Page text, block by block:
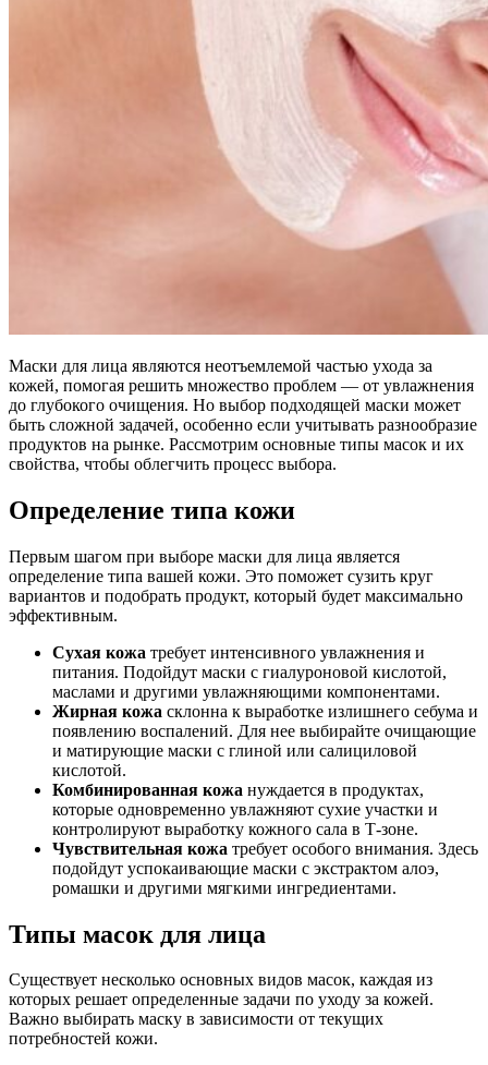
Маски для лица являются неотъемлемой частью ухода за
кожей, помогая решить множество проблем — от увлажнения
до глубокого очищения. Но выбор подходящей маски может
быть сложной задачей, особенно если учитывать разнообразие
продуктов на рынке. Рассмотрим основные типы масок и их
свойства, чтобы облегчить процесс выбора.
Определение типа кожи
Первым шагом при выборе маски для лица является
определение типа вашей кожи. Это поможет сузить круг
вариантов и подобрать продукт, который будет максимально
эффективным.
Сухая кожа требует интенсивного увлажнения и
питания. Подойдут маски с гиалуроновой кислотой,
маслами и другими увлажняющими компонентами.
Жирная кожа склонна к выработке излишнего себума и
появлению воспалений. Для нее выбирайте очищающие
и матирующие маски с глиной или салициловой
кислотой.
Комбинированная кожа нуждается в продуктах,
которые одновременно увлажняют сухие участки и
контролируют выработку кожного сала в Т-зоне.
Чувствительная кожа требует особого внимания. Здесь
подойдут успокаивающие маски с экстрактом алоэ,
ромашки и другими мягкими ингредиентами.
Типы масок для лица
Существует несколько основных видов масок, каждая из
которых решает определенные задачи по уходу за кожей.
Важно выбирать маску в зависимости от текущих
потребностей кожи.